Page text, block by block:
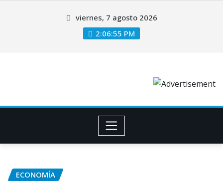
viernes, 7 agosto 2026
2:06:55 PM
ECONOMÍA